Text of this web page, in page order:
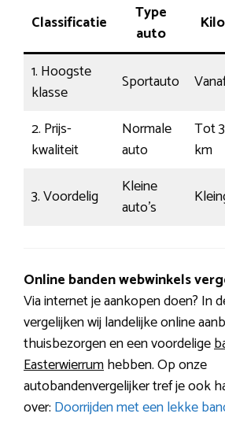
Classificatie
Type
auto
1. Hoogste
klasse
Sportauto
2. Prijs-
kwaliteit
Normale
auto
Tot
km
3. Voordelig
Kleine
auto’s
Online banden webwinkels
Via internet je aankopen doen? In
vergelijken wij landelijke online
thuisbezorgen en een voordelige
Easterwierrumhebben. Op onze
autobandenvergelijker tref je ook
over: Doorrijden met een lekke